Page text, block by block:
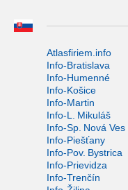
Atlasfiriem.info
Info-Bratislava
Info-Humenné
Info-Košice
Info-Martin
Info-L. Mikuláš
Info-Sp. Nová Ves
Info-Piešťany
Info-Pov. Bystrica
Info-Prievidza
Info-Trenčín